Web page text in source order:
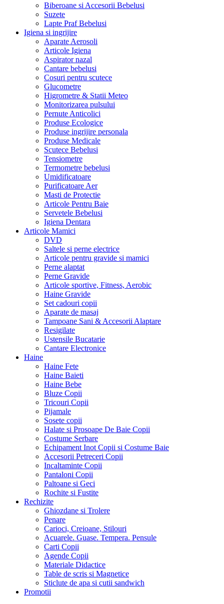
Biberoane si Accesorii Bebelusi
Suzete
Lapte Praf Bebelusi
Igiena si ingrijire
Aparate Aerosoli
Articole Igiena
Aspirator nazal
Cantare bebelusi
Cosuri pentru scutece
Glucometre
Higrometre & Statii Meteo
Monitorizarea pulsului
Pernute Anticolici
Produse Ecologice
Produse ingrijire personala
Produse Medicale
Scutece Bebelusi
Tensiometre
Termometre bebelusi
Umidificatoare
Purificatoare Aer
Masti de Protectie
Articole Pentru Baie
Servetele Bebelusi
Igiena Dentara
Articole Mamici
DVD
Saltele si perne electrice
Articole pentru gravide si mamici
Perne alaptat
Perne Gravide
Articole sportive, Fitness, Aerobic
Haine Gravide
Set cadouri copii
Aparate de masaj
Tampoane Sani & Accesorii Alaptare
Resigilate
Ustensile Bucatarie
Cantare Electronice
Haine
Haine Fete
Haine Baieti
Haine Bebe
Bluze Copii
Tricouri Copii
Pijamale
Sosete copii
Halate si Prosoape De Baie Copii
Costume Serbare
Echipament Inot Copii si Costume Baie
Accesorii Petreceri Copii
Incaltaminte Copii
Pantaloni Copii
Paltoane si Geci
Rochite si Fustite
Rechizite
Ghiozdane si Trolere
Penare
Carioci, Creioane, Stilouri
Acuarele. Guase. Tempera. Pensule
Carti Copii
Agende Copii
Materiale Didactice
Table de scris si Magnetice
Sticlute de apa si cutii sandwich
Promotii